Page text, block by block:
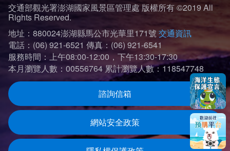
交通部觀光署澎湖國家風景區管理處 版權所有 ©2019 All
Rights Reserved.
地址：880024澎湖縣馬公市光華里171號 交通資訊
電話：(06) 921-6521 傳真：(06) 921-6541
服務時間：上午08:00-12:00，下午13:30-17:30
本月瀏覽人數：00556764 累計瀏覽人數：118547748
諮詢信箱
網站安全政策